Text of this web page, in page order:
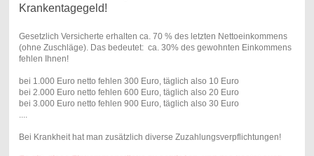
Krankentagegeld!
Gesetzlich Versicherte erhalten ca. 70 % des letzten Nettoeinkommens
(ohne Zuschläge). Das bedeutet: ca. 30% des gewohnten Einkommens
fehlen Ihnen!
bei 1.000 Euro netto fehlen 300 Euro, täglich also 10 Euro
bei 2.000 Euro netto fehlen 600 Euro, täglich also 20 Euro
bei 3.000 Euro netto fehlen 900 Euro, täglich also 30 Euro
Bei Krankheit hat man zusätzlich diverse Zuzahlungsverpflichtungen!